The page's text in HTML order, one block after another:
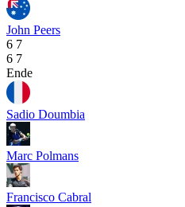
John Peers
6 7
6 7
Ende
Sadio Doumbia
Marc Polmans
Francisco Cabral